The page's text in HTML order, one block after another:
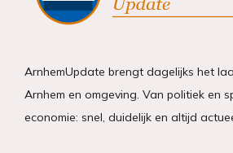
ArnhemUpdate brengt dagelijks het
Arnhem en omgeving. Van politiek en
economie: snel, duidelijk en altijd